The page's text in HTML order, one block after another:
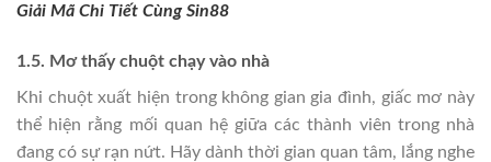
Giải Mã Chi Tiết Cùng Sin88
1.5. Mơ thấy chuột chạy vào nhà
Khi chuột xuất hiện trong không gian gia đình, giấc mơ này
thể hiện rằng mối quan hệ giữa các thành viên trong nhà
đang có sự rạn nứt. Hãy dành thời gian quan tâm, lắng nghe